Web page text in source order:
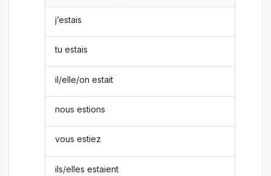
j’estais
tu estais
il/elle/on estait
nous estions
vous estiez
ils/elles estaient